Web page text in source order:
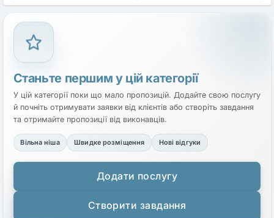
Станьте першим у цій категорії
У цій категорії поки що мало пропозицій. Додайте свою послугу
й почніть отримувати заявки від клієнтів або створіть завдання
та отримайте пропозиції від виконавців.
Вільна ніша Швидке розміщення Нові відгуки
Додати послугу
Створити завдання